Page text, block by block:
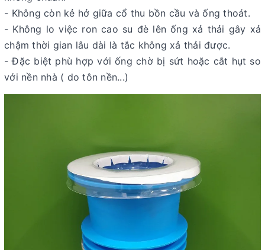
- Không còn kẻ hở giữa cổ thu bồn cầu và ống thoát.
- Không lo việc ron cao su đè lên ống xả thải gây xả
chậm thời gian lâu dài là tắc không xả thải được.
- Đặc biệt phù hợp với ống chờ bị sứt hoặc cắt hụt so
với nền nhà ( do tôn nền...)